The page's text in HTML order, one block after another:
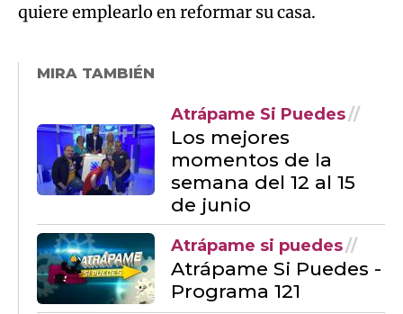
quiere emplearlo en reformar su casa.
MIRA TAMBIÉN
Atrápame Si Puedes
Los mejores
momentos de la
semana del 12 al 15
de junio
Atrápame si puedes
Atrápame Si Puedes -
Programa 121